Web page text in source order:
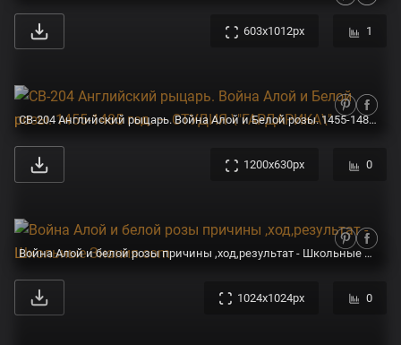
603x1012px 1
СВ-204 Английский рыцарь. Война Алой и Белой розы. 1455-1485 год. — СТУДИЯ \"ГАРДАРИКА\"
1200x630px 0
Война Алой и белой розы причины ,ход,результат - Школьные Знания.com
1024x1024px 0